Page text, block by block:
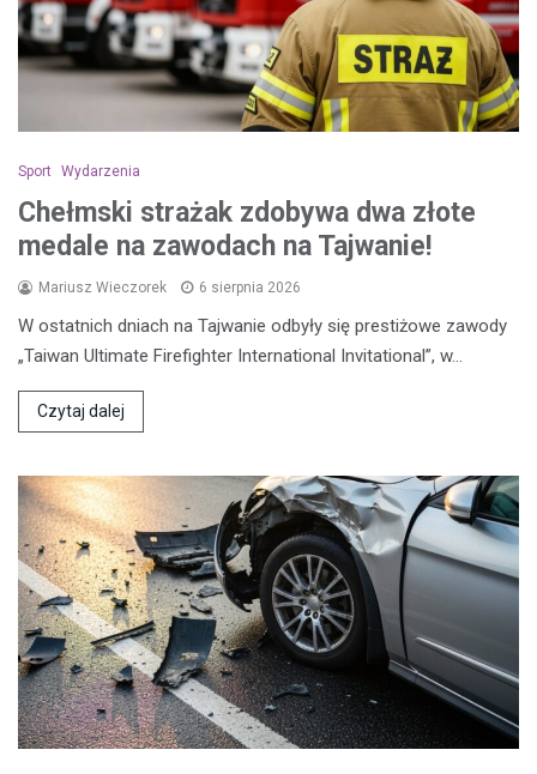
Sport Wydarzenia
Chełmski strażak zdobywa dwa złote
medale na zawodach na Tajwanie!
Mariusz Wieczorek 6 sierpnia 2026
W ostatnich dniach na Tajwanie odbyły się prestiżowe zawody
„Taiwan Ultimate Firefighter International Invitational”, w…
Czytaj dalej